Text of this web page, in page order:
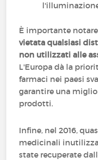
È importante
vietata qualsiasi
non utilizzati alle
L'Europa dà la
farmaci nei paesi
garantire una
prodotti.
Infine, nel 2016,
medicinali
state recuperate